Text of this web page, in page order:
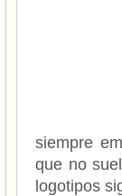
siempre
que no
logotipos